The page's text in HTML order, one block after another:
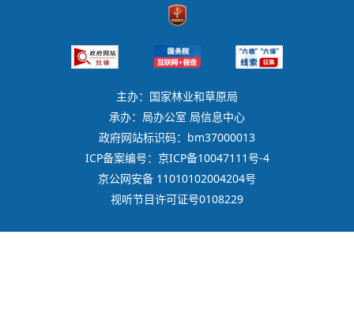
主办：国家林业和草原局
承办：局办公室 局信息中心
政府网站标识码：bm37000013
ICP备案编号：京ICP备10047111号-4
京公网安备 11010102004204号
视听节目许可证号0108229